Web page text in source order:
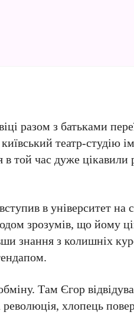
разом з батьками
театр-студію
той час дуже цікавили
в університет на
зрозумів, що йому
знання з колишніх
Там Єгор
хлопець